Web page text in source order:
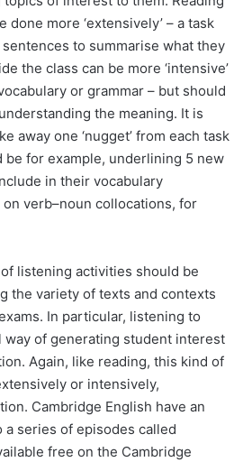
done more ‘extensively’ – a task
to summarise what they
the class can be more ‘intensive’
or grammar – but should
the meaning. It is
away one ‘nugget’ from each task
be for example, underlining 5 new
in their vocabulary
verb–noun collocations, for
listening activities should be
the variety of texts and contexts
In particular, listening to
way of generating student interest
Again, like reading, this kind of
or intensively,
Cambridge English have an
series of episodes called
free on the Cambridge